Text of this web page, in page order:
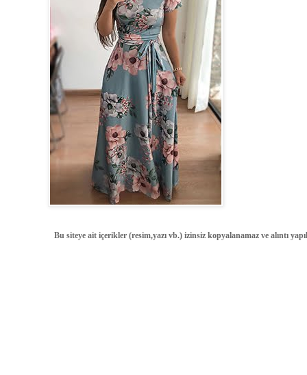
Bu siteye ait içerikler (resim,yazı vb.) izinsiz kopyalanamaz ve alıntı